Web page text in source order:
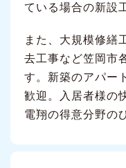
ている場合の新設
また、大規模修繕
去工事など笠岡市
す。新築のアパー
歓迎。入居者様の
電翔の得意分野の